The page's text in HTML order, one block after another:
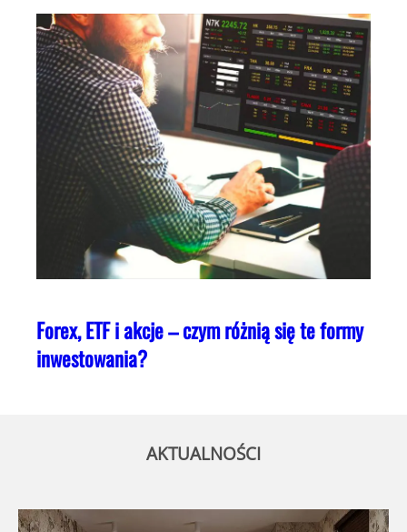
Forex, ETF i akcje – czym różnią się te formy
inwestowania?
AKTUALNOŚCI